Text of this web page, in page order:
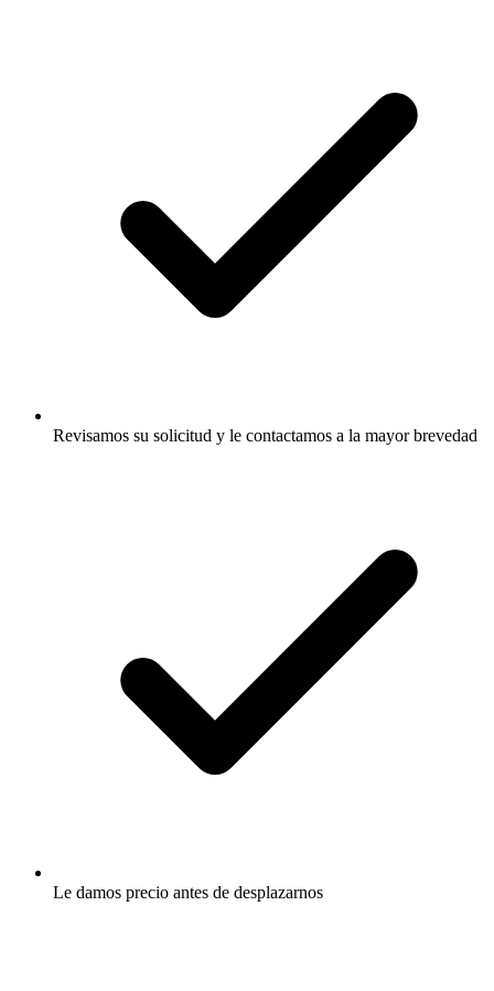
Revisamos su solicitud y le contactamos a la mayor brevedad
Le damos precio antes de desplazarnos